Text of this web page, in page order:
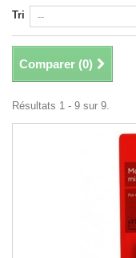
Tri
Comparer (0)
Résultats 1 - 9 sur 9.